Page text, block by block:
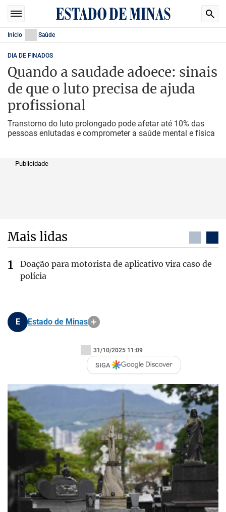
Início Saúde
DIA DE FINADOS
Quando a saudade adoece: sinais
de que o luto precisa de ajuda
profissional
Transtorno do luto prolongado pode afetar até 10% das
pessoas enlutadas e comprometer a saúde mental e física
Publicidade
Mais lidas
Doação para motorista de aplicativo vira caso de
polícia
E Estado de Minas
31/10/2025 11:09
SIGA